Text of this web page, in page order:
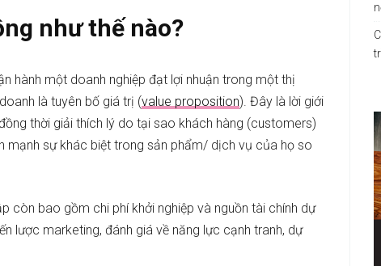
như thế nào?
hành một doanh nghiệp đạt lợi nhuận trong một thị
là tuyên bố giá trị (value proposition). Đây là lời giới
thời giải thích lý do tại sao khách hàng (customers)
sự khác biệt trong sản phẩm/ dịch vụ của họ so
còn bao gồm chi phí khởi nghiệp và nguồn tài chính dự
lược marketing, đánh giá về năng lực cạnh tranh, dự